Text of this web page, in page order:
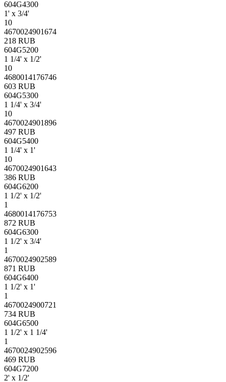
604G4300
1' х 3/4'
10
4670024901674
218 RUB
604G5200
1 1/4' х 1/2'
10
4680014176746
603 RUB
604G5300
1 1/4' х 3/4'
10
4670024901896
497 RUB
604G5400
1 1/4' х 1'
10
4670024901643
386 RUB
604G6200
1 1/2' х 1/2'
1
4680014176753
872 RUB
604G6300
1 1/2' х 3/4'
1
4670024902589
871 RUB
604G6400
1 1/2' х 1'
1
4670024900721
734 RUB
604G6500
1 1/2' х 1 1/4'
1
4670024902596
469 RUB
604G7200
2' х 1/2'